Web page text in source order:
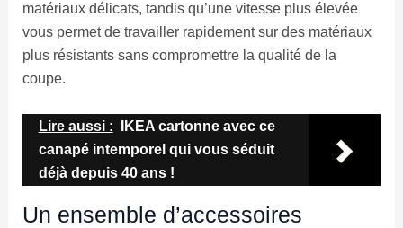
matériaux délicats, tandis qu’une vitesse plus élevée
vous permet de travailler rapidement sur des matériaux
plus résistants sans compromettre la qualité de la
coupe.
Lire aussi :
IKEA cartonne avec ce
canapé intemporel qui vous séduit
déjà depuis 40 ans !
Un ensemble d’accessoires